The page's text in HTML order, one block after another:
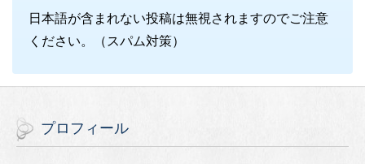
日本語が含まれない投稿は無視されますのでご注意
ください。（スパム対策）
プロフィール